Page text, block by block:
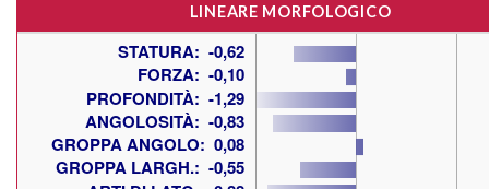
LINEARE MORFOLOGICO